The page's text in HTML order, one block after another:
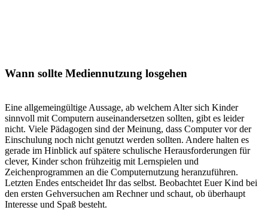
Wann sollte Mediennutzung losgehen
Eine allgemeingültige Aussage, ab welchem Alter sich Kinder
sinnvoll mit Computern auseinandersetzen sollten, gibt es leider
nicht. Viele Pädagogen sind der Meinung, dass Computer vor der
Einschulung noch nicht genutzt werden sollten. Andere halten es
gerade im Hinblick auf spätere schulische Herausforderungen für
clever, Kinder schon frühzeitig mit Lernspielen und
Zeichenprogrammen an die Computernutzung heranzuführen.
Letzten Endes entscheidet Ihr das selbst. Beobachtet Euer Kind bei
den ersten Gehversuchen am Rechner und schaut, ob überhaupt
Interesse und Spaß besteht.